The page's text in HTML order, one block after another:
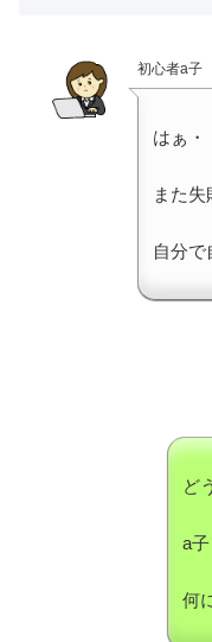
初心者a子
はぁ・
また失
自分で
ど
a子
何